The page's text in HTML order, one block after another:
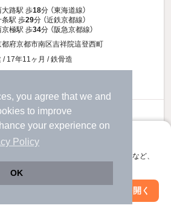
you agree that we and
to improve
your experience on
Policy
OK
て、サクサクお部屋探し
ぐ使える。マップ検索やお気に入り保存など、
アプリを開く
大路駅 歩18分 （東海道線）
条駅 歩29分 （近鉄京都線）
京極駅 歩34分 （阪急京都線）
都府京都市南区吉祥院這登西町
/ 17年11ヶ月 / 鉄骨造
費8,000円）
礼 60,000円
/ 19.87㎡
問い合わせ（無料）
絞り込み条件を変更